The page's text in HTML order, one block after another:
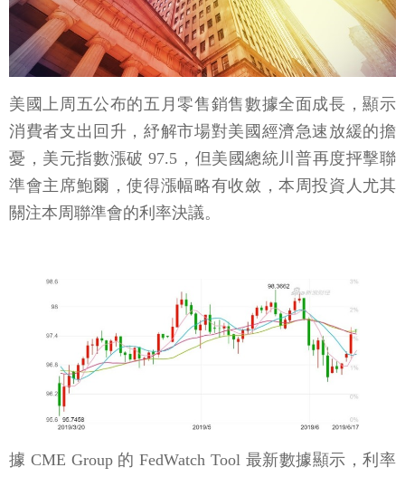
美國上周五公布的五月零售銷售數據全面成長，顯示
消費者支出回升，紓解市場對美國經濟急速放緩的擔
憂，美元指數漲破 97.5，但美國總統川普再度抨擊聯
準會主席鮑爾，使得漲幅略有收斂，本周投資人尤其
關注本周聯準會的利率決議。
據 CME Group 的 FedWatch Tool 最新數據顯示，利率